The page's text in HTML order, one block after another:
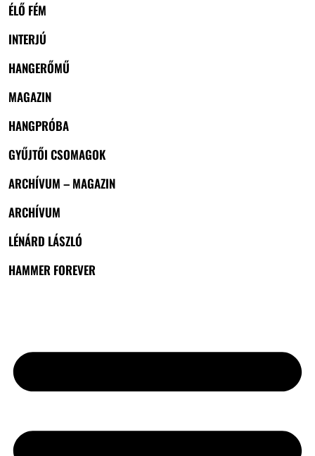
ÉLŐ FÉM
INTERJÚ
HANGERŐMŰ
MAGAZIN
HANGPRÓBA
GYŰJTŐI CSOMAGOK
ARCHÍVUM – MAGAZIN
ARCHÍVUM
LÉNÁRD LÁSZLÓ
HAMMER FOREVER